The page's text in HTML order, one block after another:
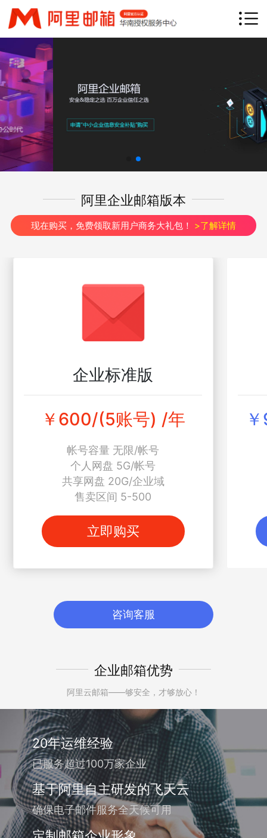
网站首页 产品介绍 产品优势
钉邮 钉钉专业版
渠道加盟 常见问题
立即咨询 免费试用
阿里企业邮箱版本
现在购买，免费领取新用户商务大礼包！ >了解详情
企业标准版
￥600/(5账号) /年
帐号容量 无限/帐号
个人网盘 5G/帐号
共享网盘 20G/企业域
售卖区间 5-500
立即购买
咨询客服
企业邮箱优势
阿里云邮箱——够安全，才够放心！
20年运维经验
已服务超过100万家企业
基于阿里自主研发的飞天云
确保电子邮件服务全天候可用